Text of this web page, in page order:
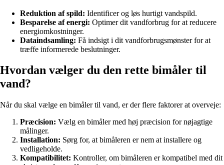
Reduktion af spild: Identificer og løs hurtigt vandspild.
Besparelse af energi: Optimer dit vandforbrug for at reducere
energiomkostninger.
Dataindsamling: Få indsigt i dit vandforbrugsmønster for at
træffe informerede beslutninger.
Hvordan vælger du den rette bimåler til
vand?
Når du skal vælge en bimåler til vand, er der flere faktorer at overveje:
Præcision: Vælg en bimåler med høj præcision for nøjagtige
målinger.
Installation: Sørg for, at bimåleren er nem at installere og
vedligeholde.
Kompatibilitet: Kontroller, om bimåleren er kompatibel med dit